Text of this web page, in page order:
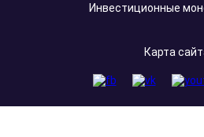
Инвестиционные
Карта